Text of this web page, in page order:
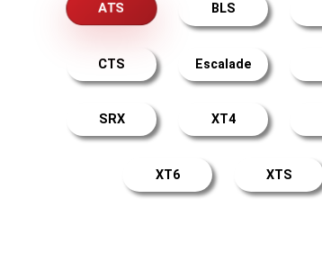
ATS BLS
CTS Escalade
SRX XT4
XT6 XTS